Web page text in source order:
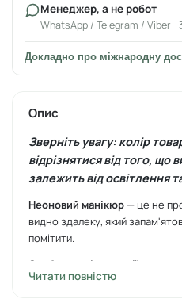
Менеджер, а не робот
WhatsApp / Telegram / Viber
Докладно про міжнародну
Опис
Зверніть увагу: колір
відрізнятися від того, що
залежить від освітлення
Неоновий манікюр— це не
видно здалеку, який
помітити.
Особливості колекції:
Читати повністю